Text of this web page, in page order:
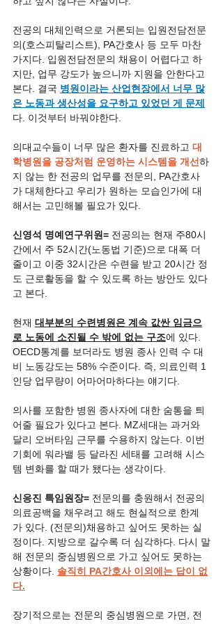
전공의 대체인력으로 거론되는 입원전담전문
의(호스피탈리스트), PA간호사 등 모두 마찬
가지다. 입원전담전문의 채용이 어렵다고 하
지만, 업무 강도가 높으니까 지원을 안한다고
본다. 결국 병원이라는 산업현장에서 너무 많
은 노동과 생산성을 요구하고 있었던 게 문제
다. 이것부터 바꿔야한다.
의대교수들이 너무 많은 환자를 진료하고 대
학병원을 공장처럼 운영하는 시스템을 개선하
지 않는 한 전공의 업무를 전문의, PA간호사
가 대체한다고 우리가 원하는 모습인가에 대
해서는 고민해볼 필요가 있다.
신영석 명예연구위원= 전공의는 현재 주80시
간에서 주 52시간(노동법 기준)으로 대폭 더
줄이고 이중 32시간은 수련을 받고 20시간 정
도 근로활동을 할 수 있도록 하는 방안도 있다
고 본다.
현재 대부분의 수련병원은 계속 값싼 임금으
로 노동에 소진될 수 밖에 없는 구조에 있다.
OECD통계를 보더라도 병원 종사 인력 수 대
비 노동강도는 58% 수준이다. 즉, 의료인력 1
인당 업무량이 어마어마하다는 얘기다.
의사를 포함한 병원 종사자에 대한 숨통을 틔
어줄 필요가 있다고 본다. MZ세대는 과거와
달리 오버타임 근무를 수용하지 않는다. 이번
기회에 워라밸 등 달라진 세태를 고려해 시스
템 변화를 할 때가 됐다는 생각이다.
신응진 특임원장= 전문의를 충원해서 전공의
의료공백을 채우려고 해도 현실적으로 한계
가 있다. (전문의)채용하고 싶어도 못하는 실
정이다. 지방으로 갈수록 더 심각하다. 다시 말
해 전문의 중심병원으로 가고 싶어도 못하는
상황이다. 솔직히 PA간호사 이외에는 답이 없
다.
장기적으로는 전문의 중심병원으로 가면, 전